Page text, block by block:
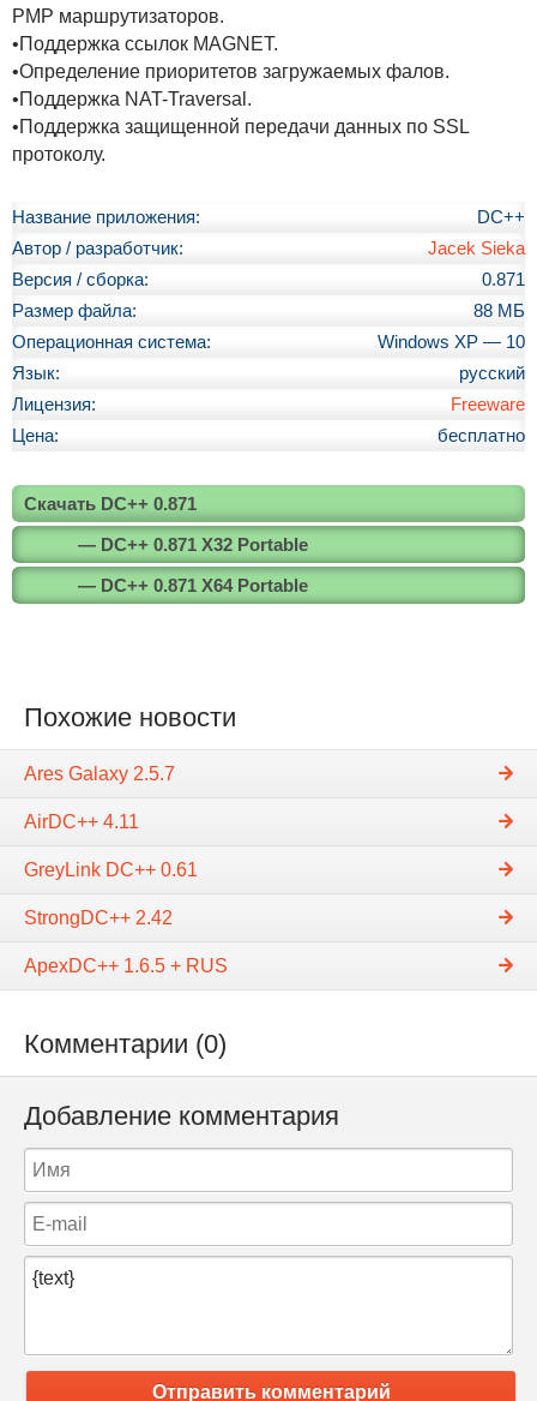
PMP маршрутизаторов.
•Поддержка ссылок MAGNET.
•Определение приоритетов загружаемых фалов.
•Поддержка NAT-Traversal.
•Поддержка защищенной передачи данных по SSL
протоколу.
Название приложения:
DC++
Автор / разработчик:
Jacek Sieka
Версия / сборка:
0.871
Размер файла:
88 МБ
Операционная система:
Windows XP — 10
Язык:
русский
Лицензия:
Freeware
Цена:
бесплатно
Скачать DC++ 0.871
— DC++ 0.871 X32 Portable
— DC++ 0.871 X64 Portable
Похожие новости
Ares Galaxy 2.5.7
AirDC++ 4.11
GreyLink DC++ 0.61
StrongDC++ 2.42
ApexDC++ 1.6.5 + RUS
Комментарии (0)
Добавление комментария
Отправить комментарий